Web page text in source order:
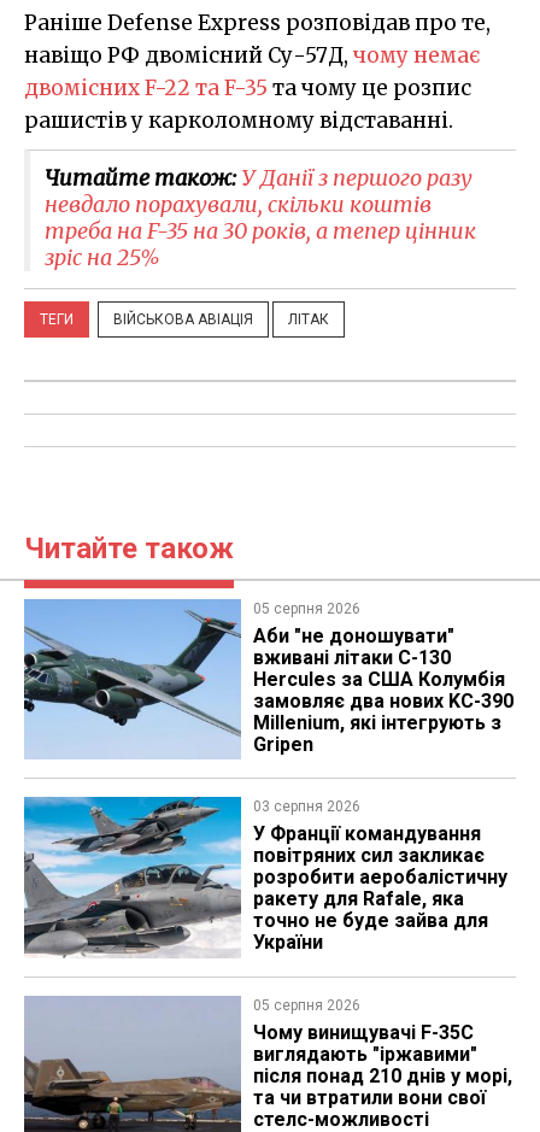
Раніше Defense Express розповідав про те,
навіщо РФ двомісний Су-57Д, чому немає
двомісних F-22 та F-35 та чому це розпис
рашистів у карколомному відставанні.
Читайте також:У Данії з першого разу
невдало порахували, скільки коштів
треба на F-35 на 30 років, а тепер цінник
зріс на 25%
ТЕГИ ВІЙСЬКОВА АВІАЦІЯ ЛІТАК
Читайте також
05 серпня 2026
Аби "не доношувати"
вживані літаки C-130
Hercules за США Колумбія
замовляє два нових KC-390
Millenium, які інтегрують з
Gripen
03 серпня 2026
У Франції командування
повітряних сил закликає
розробити аеробалістичну
ракету для Rafale, яка
точно не буде зайва для
України
05 серпня 2026
Чому винищувачі F-35C
виглядають "іржавими"
після понад 210 днів у морі,
та чи втратили вони свої
стелс-можливості